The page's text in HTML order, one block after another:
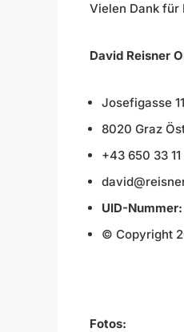
Vielen Dank für
David Reisner
Josefigasse
8020 Graz
+43 650 33
UID-Nummer:
© Copyright
Fotos: